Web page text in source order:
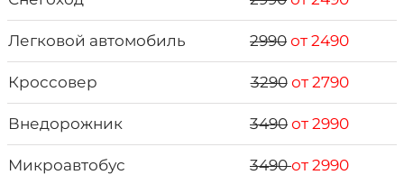
Легковой автомобиль 2990 от 2490
Кроссовер 3290от 2790
Внедорожник 3490 от 2990
Микроавтобус 3490от 2990